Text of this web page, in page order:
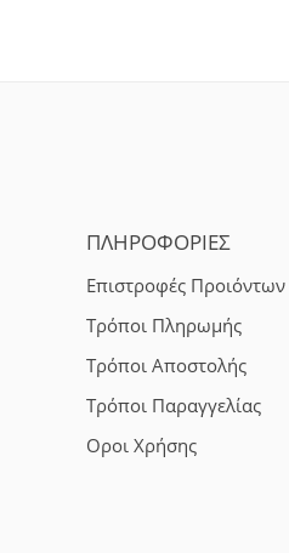
ΠΛΗΡΟΦΟΡΙΕΣ
Επιστροφές Προιόντων
Τρόποι Πληρωμής
Τρόποι Αποστολής
Τρόποι Παραγγελίας
Οροι Χρήσης